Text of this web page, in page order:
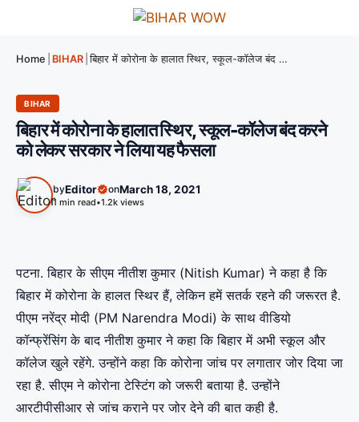
Home BIHAR बिहार में कोरोना के हालात स्थिर, स्कूल-कॉलेज बंद करने को लेकर सरकार ने लिया यह फैसला
BIHAR
बिहार में कोरोना के हालात स्थिर, स्कूल-कॉलेज बंद करने
को लेकर सरकार ने लिया यह फैसला
byEditor onMarch 18, 2021
1 min read•1.2k views
पटना. बिहार के सीएम नीतीश कुमार (Nitish Kumar) ने कहा है कि
बिहार में कोरोना के हालत स्थिर हैं, लेकिन हमें सतर्क रहने की जरूरत है.
पीएम नरेंद्र मोदी (PM Narendra Modi) के साथ वीडियो
कॉन्फ्रेंसिंग के बाद नीतीश कुमार ने कहा कि बिहार में अभी स्कूल और
कॉलेज खुले रहेंगे. उन्होंने कहा कि कोरोना जांच पर लगातार जोर दिया जा
रहा है. सीएम ने कोरोना टेस्टिंग को जरूरी बताया है. उन्‍होंने
आरटीपीसीआर से जांच कराने पर जोर देने की बात कही है.